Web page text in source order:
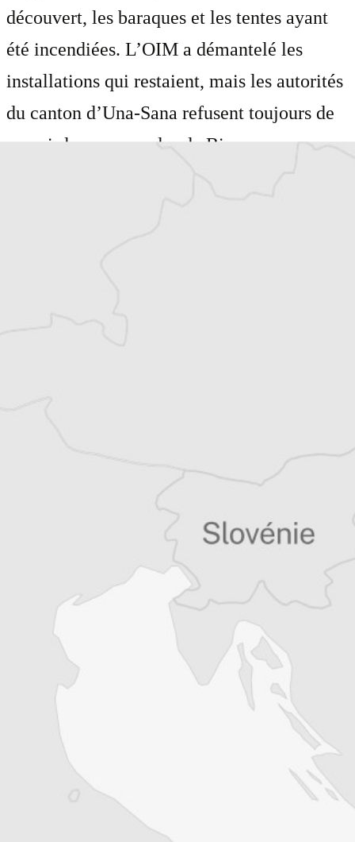
découvert, les baraques et les tentes ayant
été incendiées. L’OIM a démantelé les
installations qui restaient, mais les autorités
du canton d’Una-Sana refusent toujours de
rouvrir le camp en dur de Bira.
Cet article est réservé aux
(Re)devenez
abonné⋅e pour lire la suite
Découvrez tous les contenus
du Courrier des Balkans.
Offre découverte